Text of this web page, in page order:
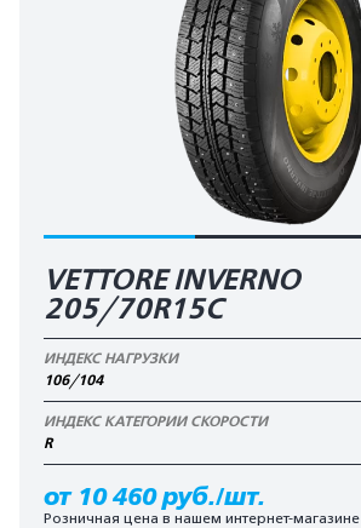
VETTORE INVERNO
205/70R15C
ИНДЕКС НАГРУЗКИ
106/104
ИНДЕКС КАТЕГОРИИ СКОРОСТИ
R
от 10 460 руб./шт.
Розничная цена в нашем интернет-магазине